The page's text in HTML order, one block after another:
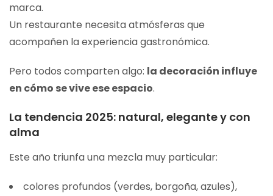
marca.
Un restaurante necesita atmósferas que
acompañen la experiencia gastronómica.
Pero todos comparten algo: la decoración influye
en cómo se vive ese espacio.
La tendencia 2025: natural, elegante y con
alma
Este año triunfa una mezcla muy particular:
colores profundos (verdes, borgoña, azules),